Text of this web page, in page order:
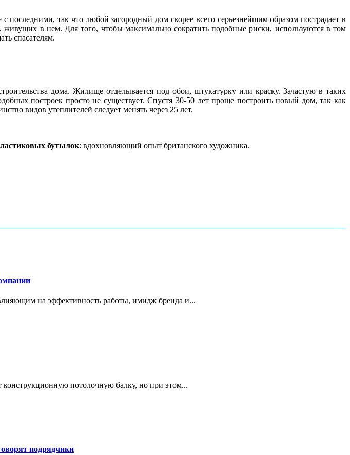
так что любой загородный дом скорее всего серьезнейшим образом пострадает в
в нем. Для того, чтобы максимально сократить подобные риски, используются в том
спасателям.
дома. Жилище отделывается под обои, штукатурку или краску. Зачастую в таких
построек просто не существует. Спустя 30-50 лет проще построить новый дом, так как
видов утеплителей следует менять через 25 лет.
бутылок: вдохновляющий опыт британского художника.
на эффективность работы, имидж бренда и...
потолочную балку, но при этом...
подрядчики